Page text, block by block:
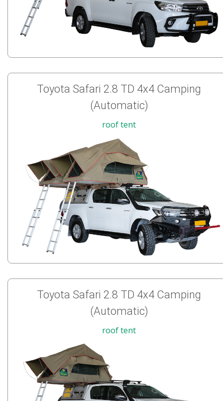
Toyota Safari 2.8 TD 4x4 Camping
(Automatic)
roof tent
Toyota Safari 2.8 TD 4x4 Camping
(Automatic)
roof tent